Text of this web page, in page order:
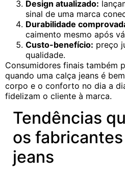
Design atualizado:
sinal de uma marca
Durabilidade
caimento mesmo após
Custo-benefício: preço
qualidade.
Consumidores finais também
quando uma calça jeans é
corpo e o conforto no dia a
fidelizam o cliente à marca.
Tendências
os
jeans